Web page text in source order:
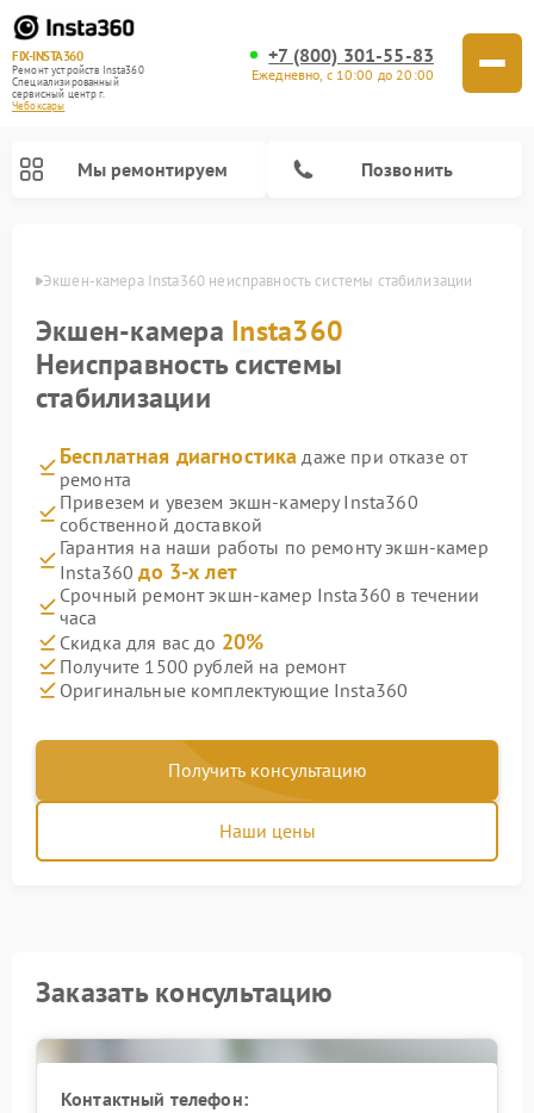
FIX-INSTA360
Ремонт устройств Insta360
Специализированный
cервисный центр г.
Чебоксары
+7 (800) 301-55-83
Ежедневно, с 10:00 до 20:00
Мы ремонтируем Позвонить
Экшен-камера Insta360 неисправность системы стабилизации
Экшен-камера Insta360
Неисправность системы
стабилизации
Бесплатная диагностика даже при отказе от
ремонта
Привезем и увезем экшн-камеру Insta360
собственной доставкой
Гарантия на наши работы по ремонту экшн-камер
Insta360до 3-х лет
Срочный ремонт экшн-камер Insta360 в течении
часа
Скидка для вас до 20%
Получите 1500 рублей на ремонт
Оригинальные комплектующие Insta360
Получить консультацию
Наши цены
Заказать консультацию
Контактный телефон: